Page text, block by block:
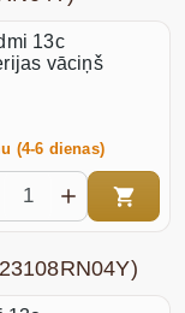
13c
vāciņš
(4-6 dienas)